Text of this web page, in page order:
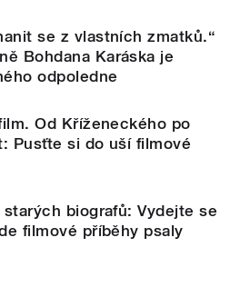
se z vlastních zmatků.“
Bohdana Karáska je
odpoledne
Od Kříženeckého po
Pusťte si do uší filmové
starých biografů: Vydejte se
filmové příběhy psaly